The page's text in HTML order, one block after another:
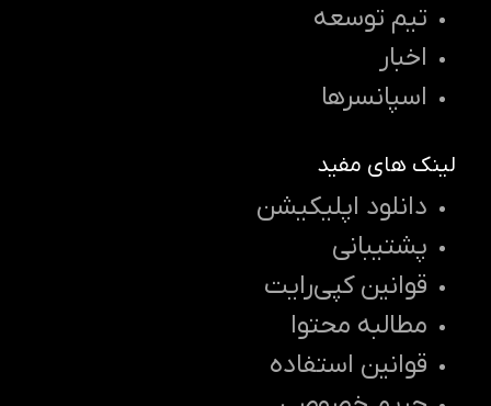
تیم توسعه
اخبار
اسپانسرها
لینک های مفید
دانلود اپلیکیشن
پشتیبانی
قوانین کپی‌رایت
مطالبه محتوا
قوانین استفاده